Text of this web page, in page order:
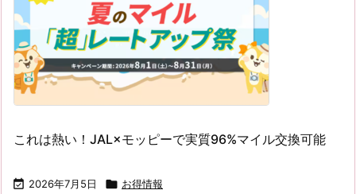
これは熱い！JAL×モッピーで実質96%マイル交換可能
 2026年7月5日  お得情報